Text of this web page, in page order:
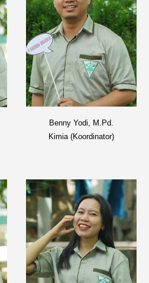
Benny Yodi, M.Pd.
Kimia (Koordinator)